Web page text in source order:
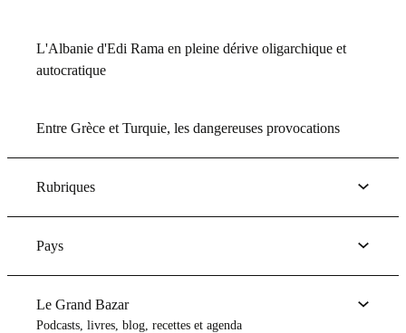
L'Albanie d'Edi Rama en pleine dérive oligarchique et
autocratique
Entre Grèce et Turquie, les dangereuses provocations
Rubriques
Pays
Le Grand Bazar
Podcasts, livres, blog, recettes et agenda